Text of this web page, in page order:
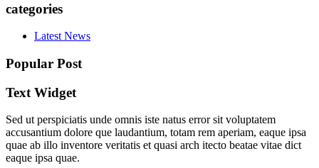
categories
Latest News
Popular Post
Text Widget
Sed ut perspiciatis unde omnis iste natus error sit voluptatem
accusantium dolore que laudantium, totam rem aperiam, eaque ipsa
quae ab illo inventore veritatis et quasi arch itecto beatae vitae dict
eaque ipsa quae.